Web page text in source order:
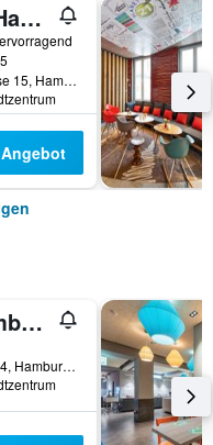
Barceló Hamburg
4
Ferdinandstrasse 15, Hamburg, Hamburg, Deutschland
A&O Hamburg Reeperbahn
1
Reeperbahn 154, Hamburg, Hamburg, Deutschland